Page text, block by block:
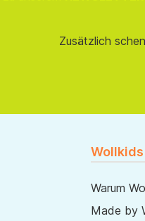
Zusätzlich
Warum
Made by